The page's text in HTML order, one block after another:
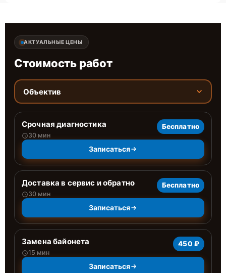
АКТУАЛЬНЫЕ ЦЕНЫ
Стоимость работ
Объектив
Срочная диагностика
30 мин
Бесплатно
Записаться
Доставка в сервис и обратно
30 мин
Бесплатно
Записаться
Замена байонета
15 мин
450 ₽
Записаться